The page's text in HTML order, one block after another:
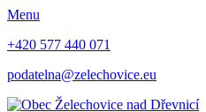
Menu
+420 577 440 071
podatelna@zelechovice.eu